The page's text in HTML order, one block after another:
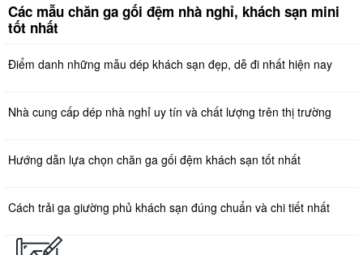
Các mẫu chăn ga gối đệm nhà nghỉ, khách sạn mini
tốt nhất
Điểm danh những mẫu dép khách sạn đẹp, dễ đi nhất hiện nay
Nhà cung cấp dép nhà nghỉ uy tín và chất lượng trên thị trường
Hướng dẫn lựa chọn chăn ga gối đệm khách sạn tốt nhất
Cách trải ga giường phủ khách sạn đúng chuẩn và chi tiết nhất